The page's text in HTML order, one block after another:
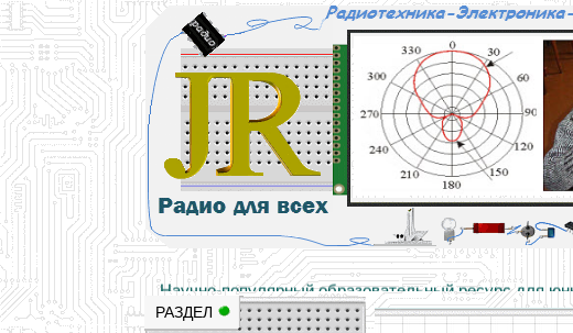
Научно-популярный образовательный ресурс для
Основы электричества, учебные материалы
РАЗДЕЛ